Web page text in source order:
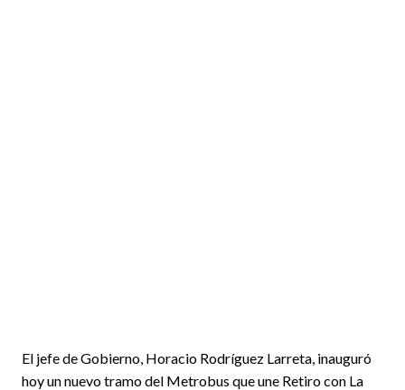
El jefe de Gobierno, Horacio Rodríguez Larreta, inauguró
hoy un nuevo tramo del Metrobus que une Retiro con La